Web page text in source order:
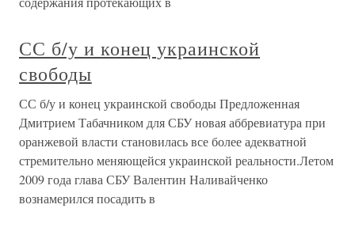
СС б/у и конец украинской
свободы
СС б/у и конец украинской свободы Предложенная
Дмитрием Табачником для СБУ новая аббревиатура при
оранжевой власти становилась все более адекватной
стремительно меняющейся украинской реальности.Летом
2009 года глава СБУ Валентин Наливайченко
вознамерился посадить в